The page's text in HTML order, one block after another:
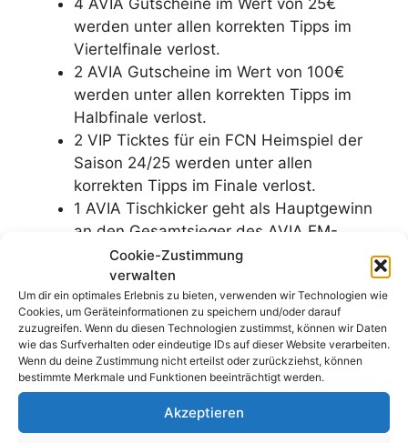
Cookie-Zustimmung
verwalten
Um dir ein optimales Erlebnis zu bieten, verwenden wir Technologien wie
Cookies, um Geräteinformationen zu speichern und/oder darauf
zuzugreifen. Wenn du diesen Technologien zustimmst, können wir Daten
wie das Surfverhalten oder eindeutige IDs auf dieser Website verarbeiten.
Wenn du deine Zustimmung nicht erteilst oder zurückziehst, können
bestimmte Merkmale und Funktionen beeinträchtigt werden.
Akzeptieren
4 AVIA Gutscheine im Wert von 25€
werden unter allen korrekten Tipps im
Viertelfinale verlost.
2 AVIA Gutscheine im Wert von 100€
werden unter allen korrekten Tipps im
Halbfinale verlost.
2 VIP Ticktes für ein FCN Heimspiel der
Saison 24/25 werden unter allen
korrekten Tipps im Finale verlost.
1 AVIA Tischkicker geht als Hauptgewinn
an den Gesamtsieger des AVIA EM-
Tippspiels.
Für die Bonusfrage nach dem korrekten
Europameister wird ein 100 Euro Tankgutschein
für AVIA verlost, ebenso für die Frage, wie weit
die deutsche Nationalmannschaft kommt.
Teilnahme: